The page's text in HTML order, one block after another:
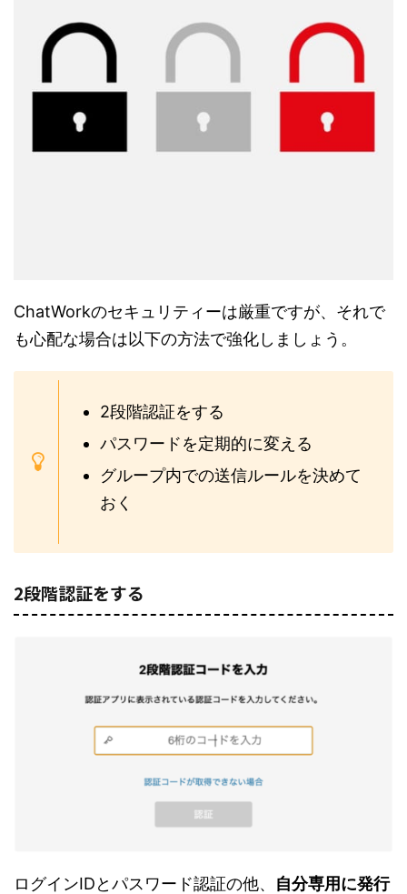
ChatWorkのセキュリティーは厳重ですが、それで
も心配な場合は以下の方法で強化しましょう。
2段階認証をする
パスワードを定期的に変える
グループ内での送信ルールを決めて
おく
2段階認証をする
ログインIDとパスワード認証の他、 自分専用に発行